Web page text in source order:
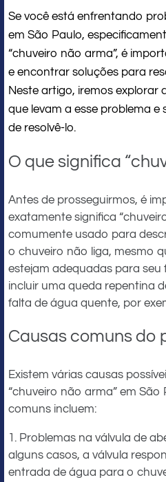
Se você está enfrentando
em São Paulo,
“chuveiro não arma”, é
e encontrar soluções para
Neste artigo, iremos explorar
que levam a esse problema
de resolvê-lo.
O que significa
Antes de prosseguirmos, é
exatamente significa
comumente usado para
o chuveiro não liga, mesmo
estejam adequadas para
incluir uma queda repentina
falta de água quente, por
Causas comuns do
Existem várias causas
“chuveiro não arma” em São
comuns incluem:
1. Problemas na válvula de
alguns casos, a válvula
entrada de água para o